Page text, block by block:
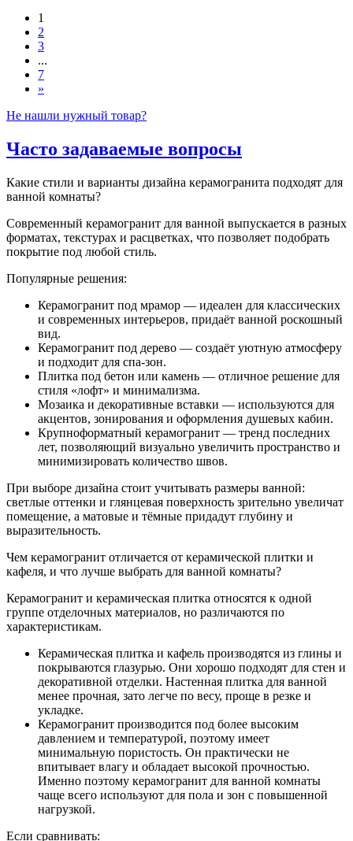
1
2
3
...
7
»
Не нашли нужный товар?
Часто задаваемые вопросы
Какие стили и варианты дизайна керамогранита подходят для
ванной комнаты?
Современный керамогранит для ванной выпускается в разных
форматах, текстурах и расцветках, что позволяет подобрать
покрытие под любой стиль.
Популярные решения:
Керамогранит под мрамор — идеален для классических
и современных интерьеров, придаёт ванной роскошный
вид.
Керамогранит под дерево — создаёт уютную атмосферу
и подходит для спа-зон.
Плитка под бетон или камень — отличное решение для
стиля «лофт» и минимализма.
Мозаика и декоративные вставки — используются для
акцентов, зонирования и оформления душевых кабин.
Крупноформатный керамогранит — тренд последних
лет, позволяющий визуально увеличить пространство и
минимизировать количество швов.
При выборе дизайна стоит учитывать размеры ванной:
светлые оттенки и глянцевая поверхность зрительно увеличат
помещение, а матовые и тёмные придадут глубину и
выразительность.
Чем керамогранит отличается от керамической плитки и
кафеля, и что лучше выбрать для ванной комнаты?
Керамогранит и керамическая плитка относятся к одной
группе отделочных материалов, но различаются по
характеристикам.
Керамическая плитка и кафель производятся из глины и
покрываются глазурью. Они хорошо подходят для стен и
декоративной отделки. Настенная плитка для ванной
менее прочная, зато легче по весу, проще в резке и
укладке.
Керамогранит производится под более высоким
давлением и температурой, поэтому имеет
минимальную пористость. Он практически не
впитывает влагу и обладает высокой прочностью.
Именно поэтому керамогранит для ванной комнаты
чаще всего используют для пола и зон с повышенной
нагрузкой.
Если сравнивать: